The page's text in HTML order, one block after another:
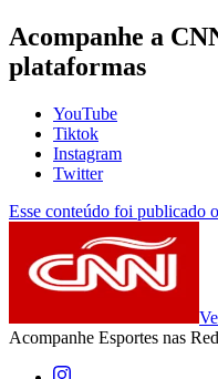
Acompanhe a
plataformas
YouTube
Tiktok
Instagram
Twitter
Esse conteúdo foi publicado
Acompanhe Esportes nas